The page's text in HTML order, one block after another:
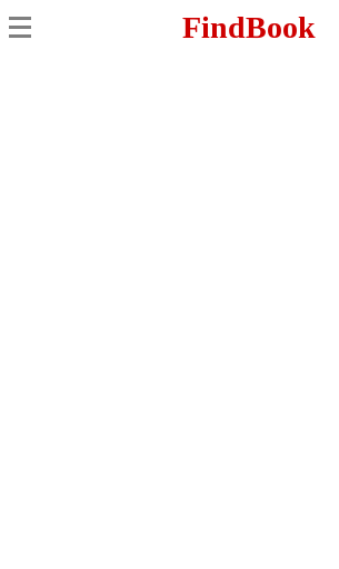
FindBook